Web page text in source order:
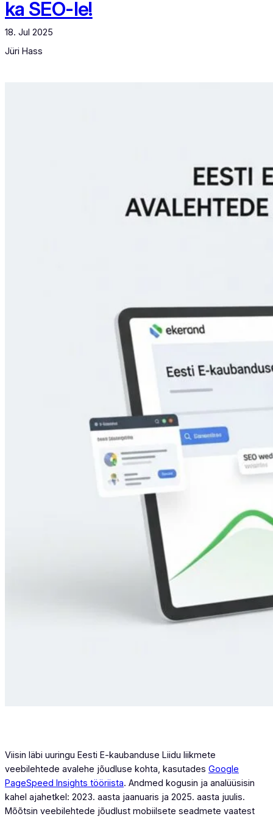
ka SEO-le!
18. Jul 2025
Jüri Hass
Viisin läbi uuringu Eesti E-kaubanduse Liidu liikmete
veebilehtede avalehe jõudluse kohta, kasutades Google
PageSpeed Insights tööriista. Andmed kogusin ja analüüsisin
kahel ajahetkel: 2023. aasta jaanuaris ja 2025. aasta juulis.
Mõõtsin veebilehtede jõudlust mobiilsete seadmete vaatest